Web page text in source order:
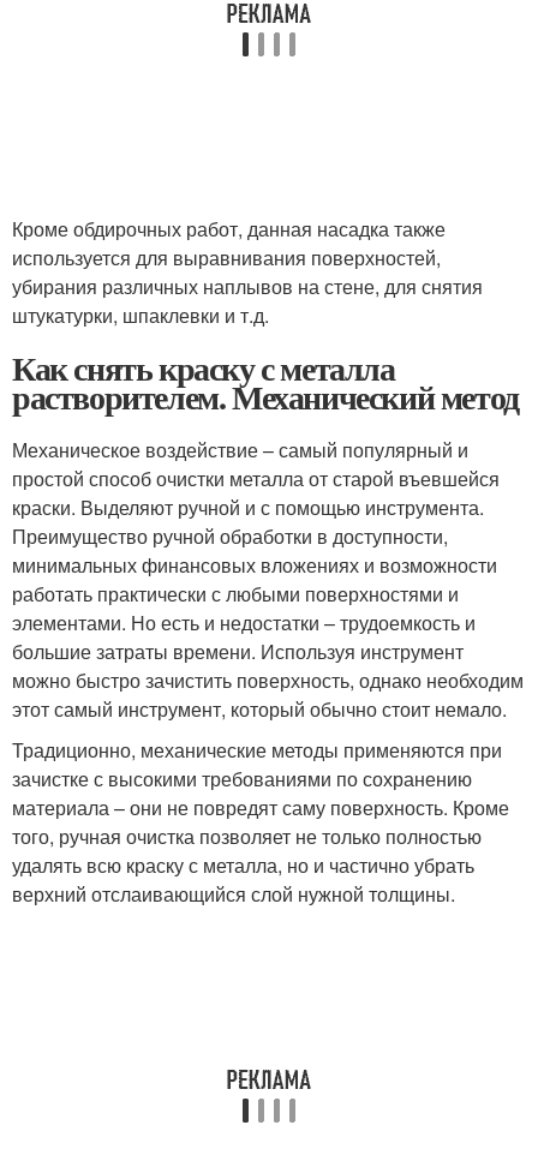
Кроме обдирочных работ, данная насадка также
используется для выравнивания поверхностей,
убирания различных наплывов на стене, для снятия
штукатурки, шпаклевки и т.д.
Как снять краску с металла
растворителем. Механический метод
Механическое воздействие – самый популярный и
простой способ очистки металла от старой въевшейся
краски. Выделяют ручной и с помощью инструмента.
Преимущество ручной обработки в доступности,
минимальных финансовых вложениях и возможности
работать практически с любыми поверхностями и
элементами. Но есть и недостатки – трудоемкость и
большие затраты времени. Используя инструмент
можно быстро зачистить поверхность, однако необходим
этот самый инструмент, который обычно стоит немало.
Традиционно, механические методы применяются при
зачистке с высокими требованиями по сохранению
материала – они не повредят саму поверхность. Кроме
того, ручная очистка позволяет не только полностью
удалять всю краску с металла, но и частично убрать
верхний отслаивающийся слой нужной толщины.